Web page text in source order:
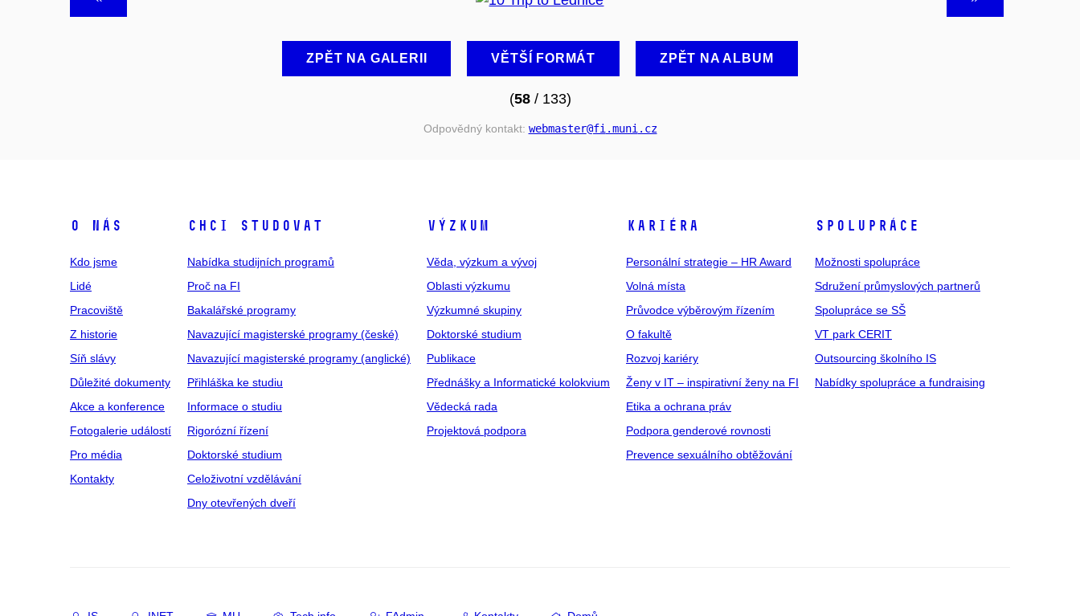
ZPĚT NA GALERII VĚTŠÍ FORMÁT ZPĚT NA ALBUM
(58/ 133)
Odpovědný kontakt: webmaster@fi .muni .cz
O NÁS
Kdo jsme
Lidé
Pracoviště
Z historie
Síň slávy
Důležité dokumenty
Akce a konference
Fotogalerie událostí
Pro média
Kontakty
CHCI STUDOVAT
Nabídka studijních programů
Proč na FI
Bakalářské programy
Navazující magisterské programy (české)
Navazující magisterské programy (anglické)
Přihláška ke studiu
Informace o studiu
Rigorózní řízení
Doktorské studium
Celoživotní vzdělávání
Dny otevřených dveří
VÝZKUM
Věda, výzkum a vývoj
Oblasti výzkumu
Výzkumné skupiny
Doktorské studium
Publikace
Přednášky a Informatické kolokvium
Vědecká rada
Projektová podpora
KARIÉRA
Personální strategie – HR Award
Volná místa
Průvodce výběrovým řízením
O fakultě
Rozvoj kariéry
Ženy v IT – inspirativní ženy na FI
Etika a ochrana práv
Podpora genderové rovnosti
Prevence sexuálního obtěžování
SPOLUPRÁCE
Možnosti spolupráce
Sdružení průmyslových partnerů
Spolupráce se SŠ
VT park CERIT
Outsourcing školního IS
Nabídky spolupráce a fundraising